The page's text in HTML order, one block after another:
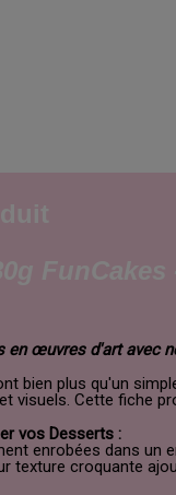
en œuvres d'art avec
bien plus qu'un
Cette fiche
vos Desserts :
enrobées dans
texture croquante